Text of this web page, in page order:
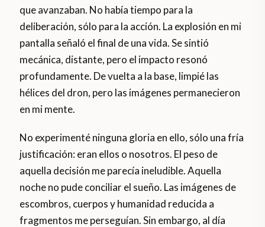
que avanzaban. No había tiempo para la
deliberación, sólo para la acción. La explosión en mi
pantalla señaló el final de una vida. Se sintió
mecánica, distante, pero el impacto resonó
profundamente. De vuelta a la base, limpié las
hélices del dron, pero las imágenes permanecieron
en mi mente.
No experimenté ninguna gloria en ello, sólo una fría
justificación: eran ellos o nosotros. El peso de
aquella decisión me parecía ineludible. Aquella
noche no pude conciliar el sueño. Las imágenes de
escombros, cuerpos y humanidad reducida a
fragmentos me perseguían. Sin embargo, al día